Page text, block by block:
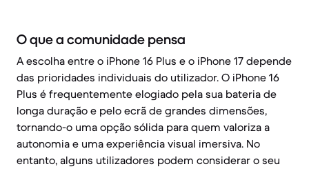
O que a comunidade pensa
A escolha entre o iPhone 16 Plus e o iPhone 17 depende
das prioridades individuais do utilizador. O iPhone 16
Plus é frequentemente elogiado pela sua bateria de
longa duração e pelo ecrã de grandes dimensões,
tornando-o uma opção sólida para quem valoriza a
autonomia e uma experiência visual imersiva. No
entanto, alguns utilizadores podem considerar o seu